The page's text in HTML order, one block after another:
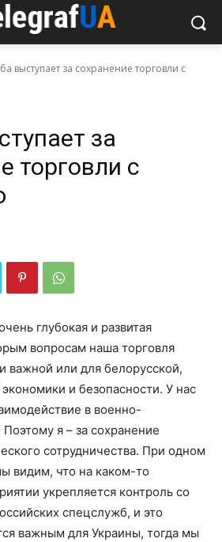
выступает за сохранение торговли с
за
торговли с
глубокая и развитая
вопросам наша торговля
важной или для белорусской,
и безопасности. У нас
в военно-
я – за сохранение
сотрудничества. При одном
видим, что на каком-то
укрепляется контроль со
спецслужб, и это
важным для Украины, тогда мы